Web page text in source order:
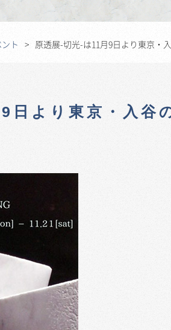
ト 原透展-切光-は11月9日より東京・
日より東京・入谷